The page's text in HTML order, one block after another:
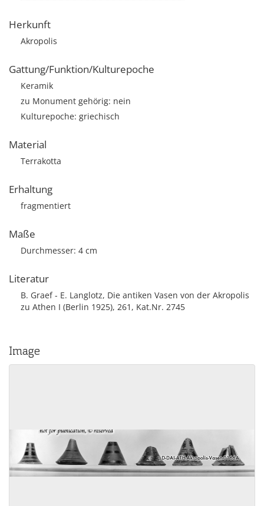
Herkunft
Akropolis
Gattung/Funktion/Kulturepoche
Keramik
zu Monument gehörig: nein
Kulturepoche: griechisch
Material
Terrakotta
Erhaltung
fragmentiert
Maße
Durchmesser: 4 cm
Literatur
B. Graef - E. Langlotz, Die antiken Vasen von der Akropolis
zu Athen I (Berlin 1925), 261, Kat.Nr. 2745
Image